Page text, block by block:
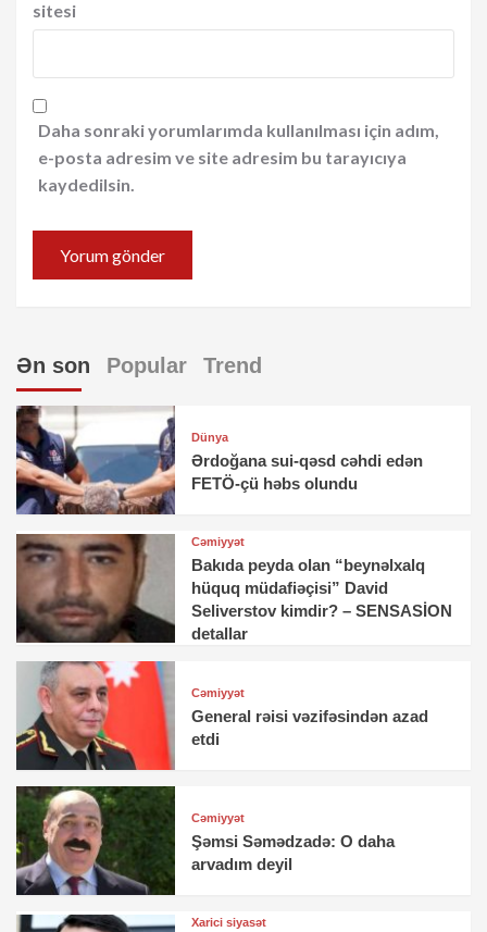
sitesi
Daha sonraki yorumlarımda kullanılması için adım,
e-posta adresim ve site adresim bu tarayıcıya
kaydedilsin.
Ən son Popular Trend
Dünya
Ərdoğana sui-qəsd cəhdi edən
FETÖ-çü həbs olundu
Cəmiyyət
Bakıda peyda olan “beynəlxalq
hüquq müdafiəçisi” David
Seliverstov kimdir? – SENSASİON
detallar
Cəmiyyət
General rəisi vəzifəsindən azad
etdi
Cəmiyyət
Şəmsi Səmədzadə: O daha
arvadım deyil
Xarici siyasət